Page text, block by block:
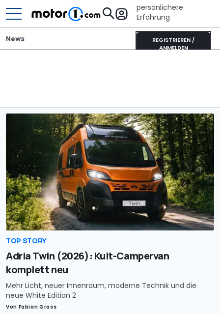
persönlichere
Erfahrung
REGISTRIEREN /
ANMELDEN
News
TOP STORY
Adria Twin (2026): Kult-Campervan
komplett neu
Mehr Licht, neuer Innenraum, moderne Technik und die
neue White Edition 2
Von Fabian Grass